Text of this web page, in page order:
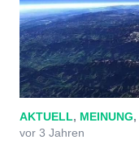
AKTUELL, MEINUNG,
vor 3 Jahren